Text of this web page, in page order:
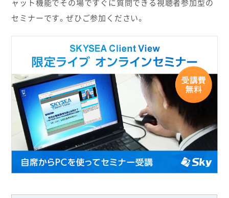
ャット機能でその場ですぐに質問できる視聴者参加型の
セミナーです。ぜひご参加ください。